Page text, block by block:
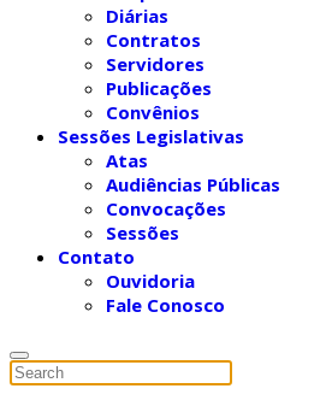
Diárias
Contratos
Servidores
Publicações
Convênios
Sessões Legislativas
Atas
Audiências Públicas
Convocações
Sessões
Contato
Ouvidoria
Fale Conosco